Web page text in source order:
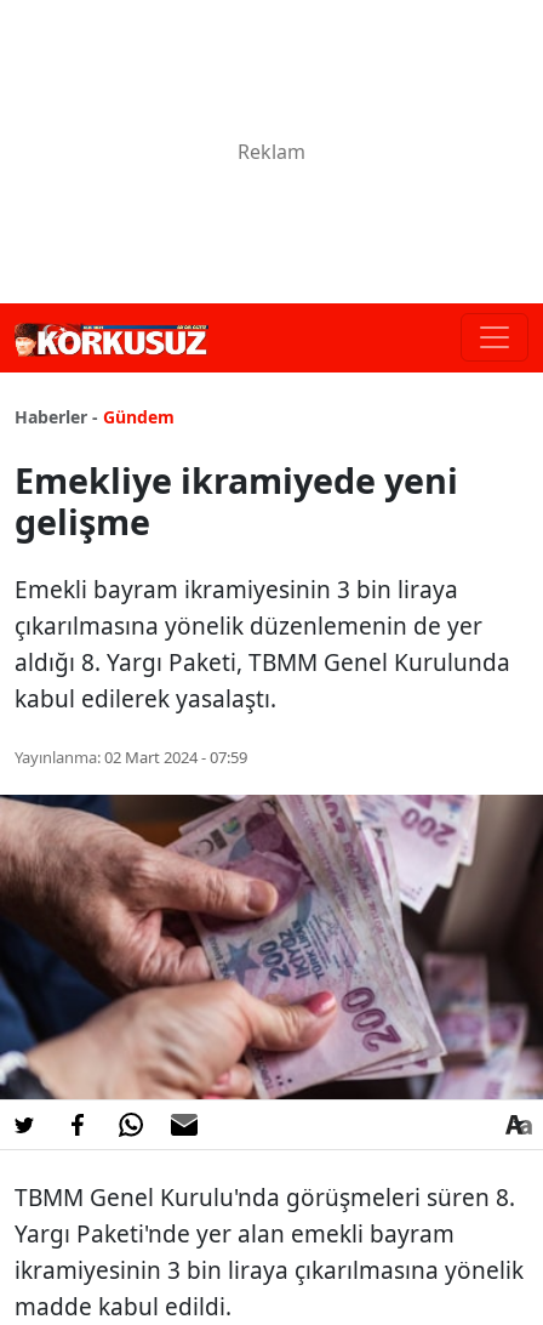
Haberler - Gündem
Emekliye ikramiyede yeni
gelişme
Emekli bayram ikramiyesinin 3 bin liraya
çıkarılmasına yönelik düzenlemenin de yer
aldığı 8. Yargı Paketi, TBMM Genel Kurulunda
kabul edilerek yasalaştı.
Yayınlanma:02 Mart 2024 - 07:59
TBMM Genel Kurulu'nda görüşmeleri süren 8.
Yargı Paketi'nde yer alan emekli bayram
ikramiyesinin 3 bin liraya çıkarılmasına yönelik
madde kabul edildi.